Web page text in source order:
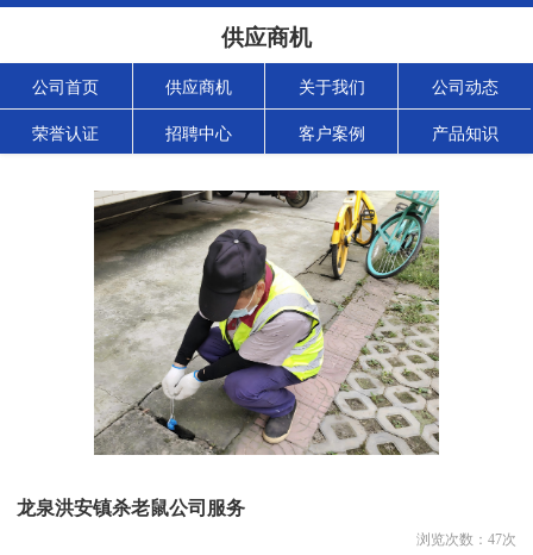
供应商机
公司首页 供应商机 关于我们 公司动态
荣誉认证 招聘中心 客户案例 产品知识
龙泉洪安镇杀老鼠公司服务
浏览次数： 47次